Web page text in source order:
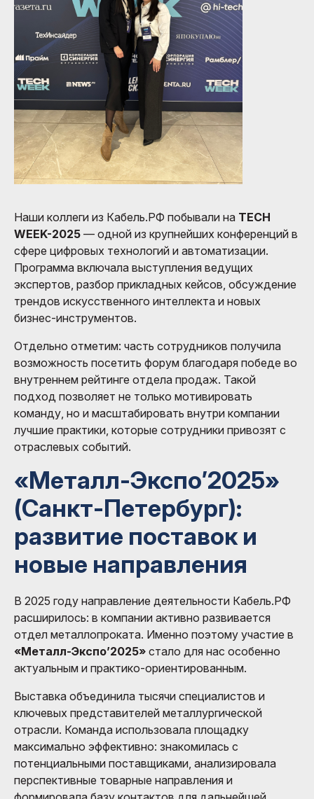
Наши коллеги из Кабель.РФ побывали на TECH
WEEK-2025 — одной из крупнейших конференций в
сфере цифровых технологий и автоматизации.
Программа включала выступления ведущих
экспертов, разбор прикладных кейсов, обсуждение
трендов искусственного интеллекта и новых
бизнес-инструментов.
Отдельно отметим: часть сотрудников получила
возможность посетить форум благодаря победе во
внутреннем рейтинге отдела продаж. Такой
подход позволяет не только мотивировать
команду, но и масштабировать внутри компании
лучшие практики, которые сотрудники привозят с
отраслевых событий.
«Металл-Экспо’2025»
(Санкт-Петербург):
развитие поставок и
новые направления
В 2025 году направление деятельности Кабель.РФ
расширилось: в компании активно развивается
отдел металлопроката. Именно поэтому участие в
«Металл-Экспо’2025» стало для нас особенно
актуальным и практико-ориентированным.
Выставка объединила тысячи специалистов и
ключевых представителей металлургической
отрасли. Команда использовала площадку
максимально эффективно: знакомилась с
потенциальными поставщиками, анализировала
перспективные товарные направления и